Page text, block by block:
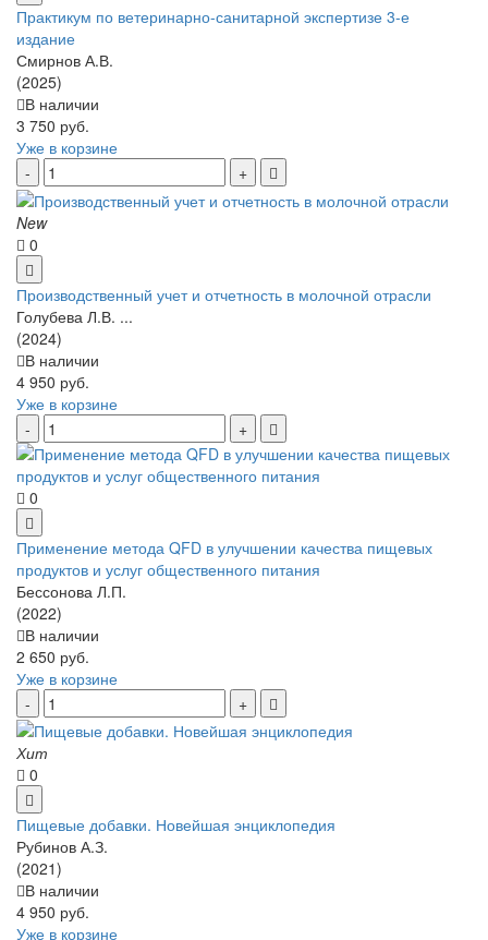
Практикум по ветеринарно-санитарной экспертизе 3-е
издание
Смирнов А.В.
(2025)
В наличии
3 750 руб.
Уже в корзине
New
0
Производственный учет и отчетность в молочной отрасли
Голубева Л.В. ...
(2024)
В наличии
4 950 руб.
Уже в корзине
0
Применение метода QFD в улучшении качества пищевых
продуктов и услуг общественного питания
Бессонова Л.П.
(2022)
В наличии
2 650 руб.
Уже в корзине
Хит
0
Пищевые добавки. Новейшая энциклопедия
Рубинов А.З.
(2021)
В наличии
4 950 руб.
Уже в корзине